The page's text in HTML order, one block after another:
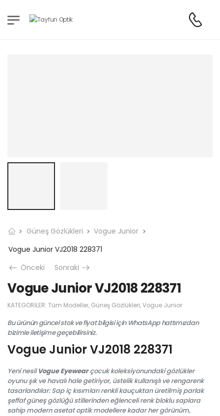
Güneş Gözlükleri
Vogue Junior
Vogue Junior VJ2018 228371
Önceki
Sonraki
Vogue Junior VJ2018 228371
KATEGORILER: Tüm Modeller, Güneş Gözlükleri,Vogue Junior
Bu ürünün güncel stok ve fiyat bilgisi için WhatsApp hattımızdan
bizimle iletişime geçebilirsiniz.
Vogue Junior VJ2018 228371
Yeni nesilVogue Eyewearçocuk koleksiyonundaki gözlükler
oyunu şık ve havalı hale getiriyor, üstelik kullanışlı ve rengarenk
tasarlandılar: Sap iç kısımları renkli kauçuktan üretilmiş parlak
şeffaf güneş gözlüğü stillerinden eğlenceli renk bloklu saplara
sahip modern asetat optik modellere kadar her görünüm,